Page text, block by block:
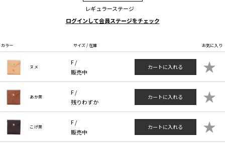
レギュラーステージ
ログインして会員ステージをチェック
カラー サイズ / 在庫 お気に入り
ヌメ
F /
販売中
カートに入れる ★
あか茶
F /
残りわずか
カートに入れる ★
こげ茶
F /
販売中
カートに入れる ★